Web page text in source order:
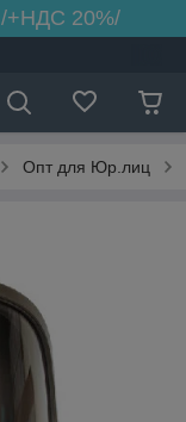
20%/
Опт для Юр.лиц